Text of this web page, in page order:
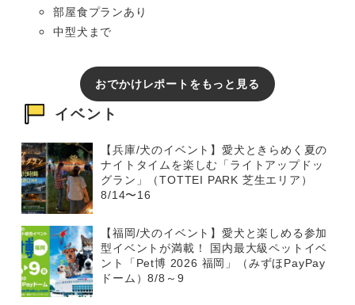
部屋食プランあり
中型犬まで
おでかけレポートをもっと見る
イベント
【兵庫/犬のイベント】愛犬ときらめく夏の
ナイトタイムを楽しむ「ライトアップドッ
グラン」（TOTTEI PARK 芝生エリア）
8/14〜16
【福岡/犬のイベント】愛犬と楽しめる参加
型イベントが満載！ 国内最大級ペットイベ
ント「Pet博 2026 福岡」（みずほPayPay
ドーム）8/8～9